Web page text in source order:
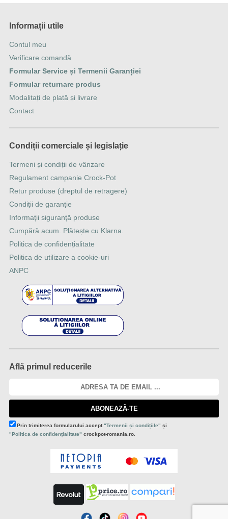
Informații utile
Contul meu
Verificare comandă
Formular Service și Termenii Garanției
Formular returnare produs
Modalitați de plată și livrare
Contact
Condiții comerciale și legislație
Termeni și condiții de vânzare
Regulament campanie Crock-Pot
Retur produse (dreptul de retragere)
Condiții de garanție
Informații siguranță produse
Cumpără acum. Plătește cu Klarna.
Politica de confidențialitate
Politica de utilizare a cookie-uri
ANPC
Află primul reducerile
ABONEAZĂ-TE
Prin trimiterea formularului accept"Termenii și condițiile" și
"Politica de confidențialitate" crockpot-romania.ro.